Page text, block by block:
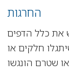
החרגות
את כלל הדפים
חלקים או